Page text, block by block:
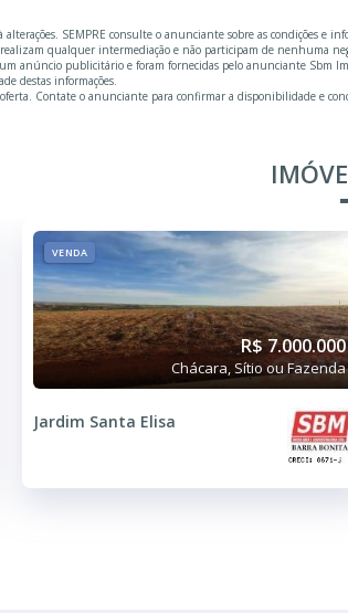
SEMPRE consulte o anunciante sobre as condições e
qualquer intermediação e não participam de nenhuma
anúncio publicitário e foram fornecidas pelo anunciante Sbm
destas informações.
Contate o anunciante para confirmar a disponibilidade e
VENDA
R$ 7.000.000
Chácara, Sítio ou Fazenda
Jardim Santa Elisa